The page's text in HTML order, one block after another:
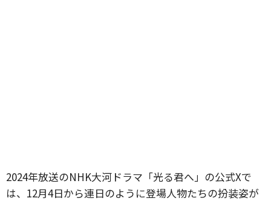
2024年放送のNHK大河ドラマ「光る君へ」の公式Xで
は、12月4日から連日のように登場人物たちの扮装姿が